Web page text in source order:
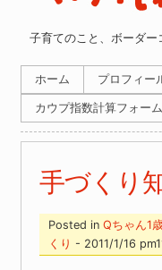
子育てのこと、ボーダー
ホーム プロフィー
カウプ指数計算フォーム
手づくり
Posted inQちゃん1
くり - 2011/1/16